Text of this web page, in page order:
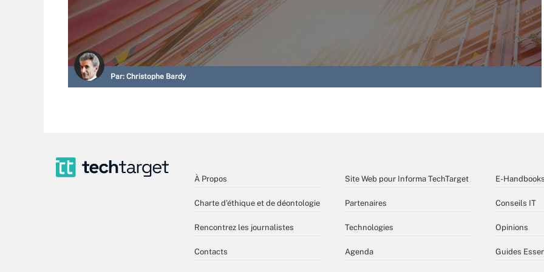
Par: Christophe Bardy
À Propos
Charte d’éthique et de déontologie
Rencontrez les journalistes
Contacts
Site Web pour Informa TechTarget
Partenaires
Technologies
Agenda
E-Handbooks
Conseils IT
Opinions
Guides